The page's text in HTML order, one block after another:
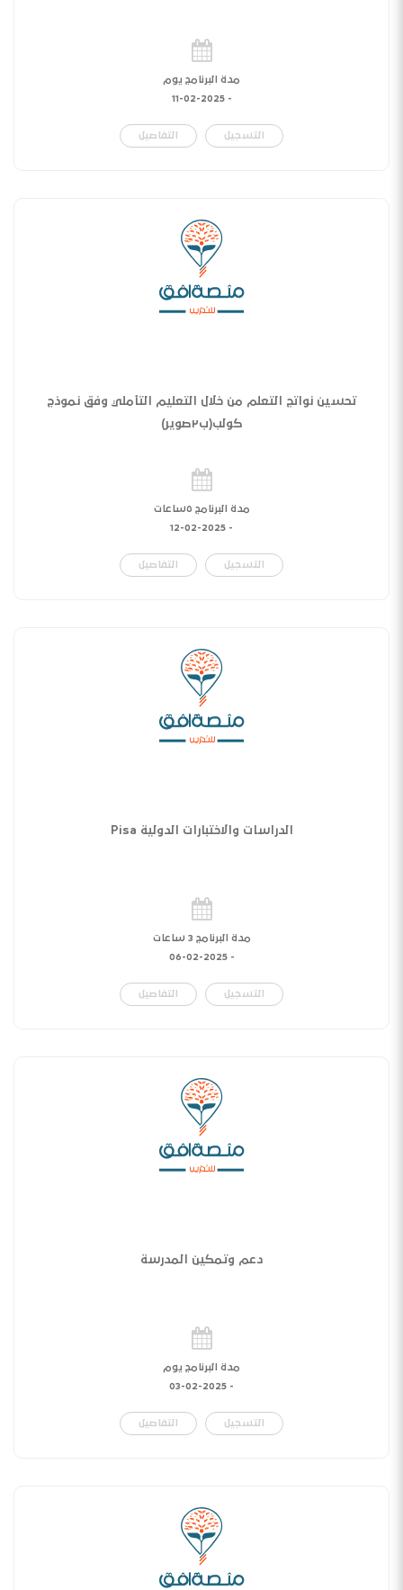
مدة البرنامج يوم
-
11-02-2025
التسجيل التفاصيل
تحسين نواتج التعلم من خلال التعليم التأملي وفق نموذج
كولب(ب٢صوير)
مدة البرنامج ٥ساعات
-
12-02-2025
التسجيل التفاصيل
الدراسات والاختبارات الدولية Pisa
مدة البرنامج 3 ساعات
-
06-02-2025
التسجيل التفاصيل
دعم وتمكين المدرسة
مدة البرنامج يوم
-
03-02-2025
التسجيل التفاصيل